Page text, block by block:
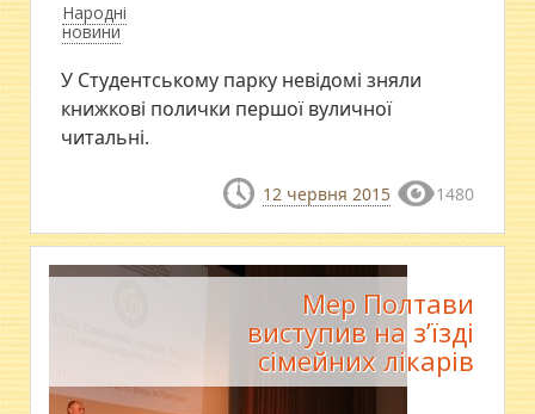
Народні
новини
У Студентському парку невідомі зняли
книжкові полички першої вуличної
читальні.
12 червня 2015 1480
Мер Полтави
виступив на з’їзді
сімейних лікарів